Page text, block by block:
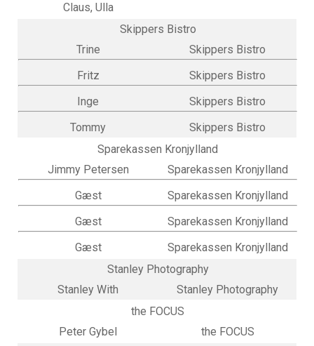
Claus, Ulla
Skippers Bistro
Trine
Skippers Bistro
Fritz
Skippers Bistro
Inge
Skippers Bistro
Tommy
Skippers Bistro
Sparekassen Kronjylland
Jimmy Petersen
Sparekassen Kronjylland
Gæst
Sparekassen Kronjylland
Gæst
Sparekassen Kronjylland
Gæst
Sparekassen Kronjylland
Stanley Photography
Stanley With
Stanley Photography
the FOCUS
Peter Gybel
the FOCUS